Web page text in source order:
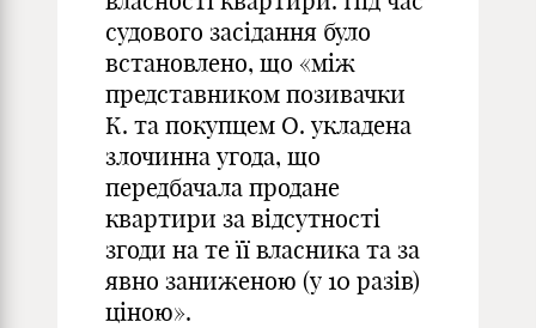
судового засідання було
встановлено, що «між
представником позивачки
К. та покупцем О. укладена
злочинна угода, що
передбачала продане
квартири за відсутності
згоди на те її власника та за
явно заниженою (у 10 разів)
ціною».